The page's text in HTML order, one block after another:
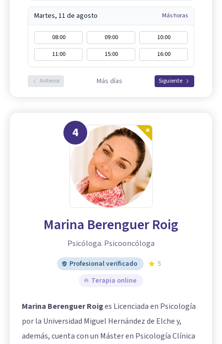
Martes, 11 de agosto Más horas
08:00 09:00
10:00
11:00
15:00 16:00
Anterior Más días Siguiente
4
Marina Berenguer Roig
Psicóloga. Psicooncóloga
Profesional verificado
5
Terapia online
Marina Berenguer Roiges Licenciada en Psicología
por la Universidad Miguel Hernández de Elche y,
además, cuenta con un Máster en Psicología Clínica